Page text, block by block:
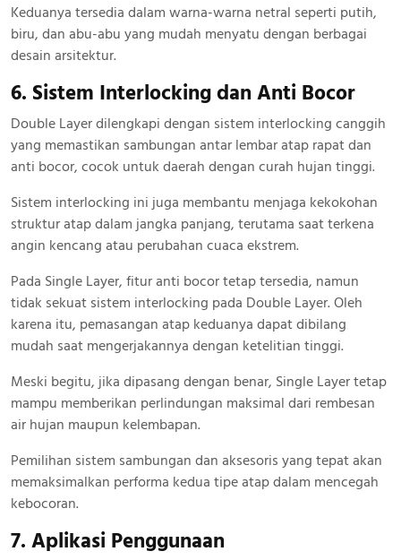
Keduanya tersedia dalam warna-warna netral seperti putih,
biru, dan abu-abu yang mudah menyatu dengan berbagai
desain arsitektur.
6. Sistem Interlocking dan Anti Bocor
Double Layer dilengkapi dengan sistem interlocking canggih
yang memastikan sambungan antar lembar atap rapat dan
anti bocor, cocok untuk daerah dengan curah hujan tinggi.
Sistem interlocking ini juga membantu menjaga kekokohan
struktur atap dalam jangka panjang, terutama saat terkena
angin kencang atau perubahan cuaca ekstrem.
Pada Single Layer, fitur anti bocor tetap tersedia, namun
tidak sekuat sistem interlocking pada Double Layer. Oleh
karena itu, pemasangan atap keduanya dapat dibilang
mudah saat mengerjakannya dengan ketelitian tinggi.
Meski begitu, jika dipasang dengan benar, Single Layer tetap
mampu memberikan perlindungan maksimal dari rembesan
air hujan maupun kelembapan.
Pemilihan sistem sambungan dan aksesoris yang tepat akan
memaksimalkan performa kedua tipe atap dalam mencegah
kebocoran.
7. Aplikasi Penggunaan